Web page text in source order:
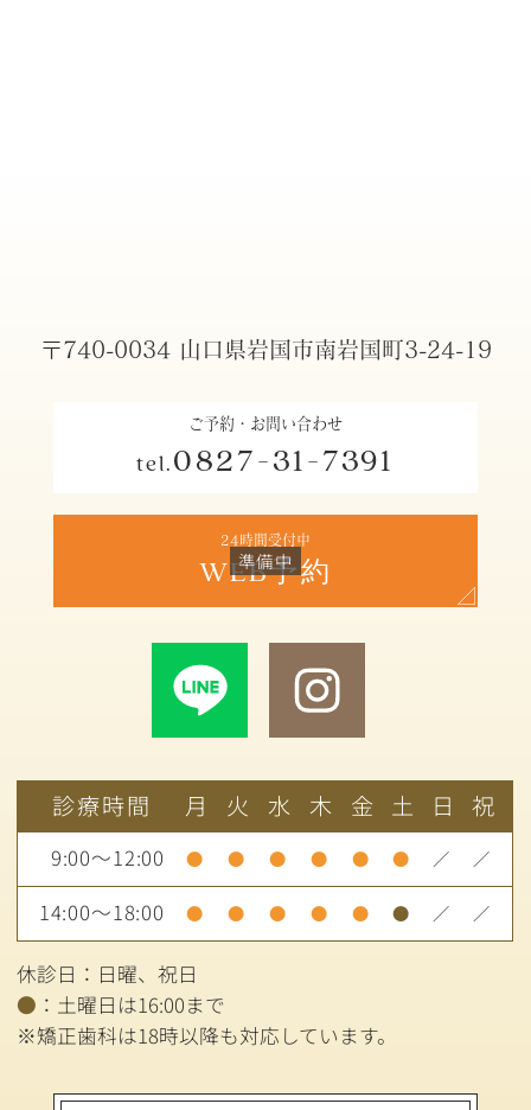
〒740-0034 山口県岩国市南岩国町3-24-19
ご予約・お問い合わせ
tel.0827-31-7391
24時間受付中
WEB予約
診療時間 月 火 水 木 金 土 日 祝
9:00～12:00 ● ● ● ● ● ● ／ ／
14:00～18:00 ● ● ● ● ● ● ／ ／
休診日：日曜、祝日
● ：土曜日は16:00まで
※矯正歯科は18時以降も対応しています。